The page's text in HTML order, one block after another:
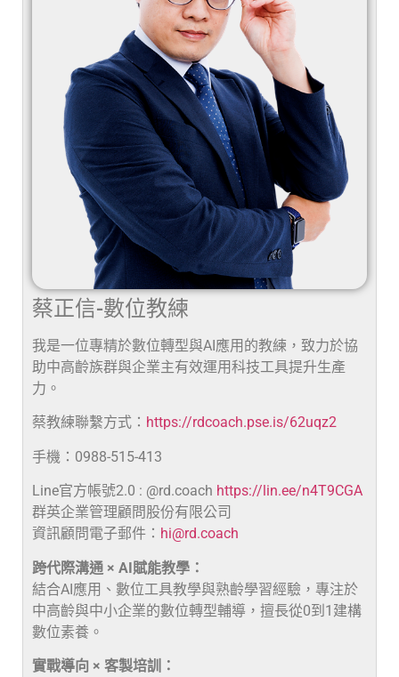
蔡正信-數位教練
我是一位專精於數位轉型與AI應用的教練，致力於協
助中高齡族群與企業主有效運用科技工具提升生產
力。
蔡教練聯繫方式： https://rdcoach.pse.is/62uqz2
手機：0988-515-413
Line官方帳號2.0 : @rd.coach https://lin.ee/n4T9CGA
群英企業管理顧問股份有限公司
資訊顧問電子郵件： hi@rd.coach
跨代際溝通 × AI賦能教學：
結合AI應用、數位工具教學與熟齡學習經驗，專注於
中高齡與中小企業的數位轉型輔導，擅長從0到1建構
數位素養。
實戰導向 × 客製培訓：